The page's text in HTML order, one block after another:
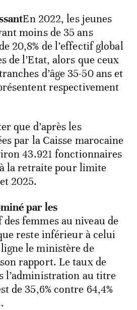
En 2022, les jeunes
moins de 35 ans
20,8% de l’effectif global
de l’Etat, alors que ceux
d’âge 35-50 ans et
respectivement
que d’après les
par la Caisse marocaine
43.921 fonctionnaires
la retraite pour limite
2025.
par les
des femmes au niveau de
reste inférieur à celui
le ministère de
rapport. Le taux de
l’administration au titre
de 35,6% contre 64,4%